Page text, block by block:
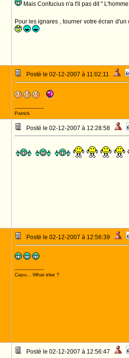
Mais Confucius n'a t'il pas dit "
Pour les ignares , tourner votre écran
Posté le 02-12-2007 à 11:02:11
--------------------
Patrick
Posté le 02-12-2007 à 12:28:58
Posté le 02-12-2007 à 12:56:39
--------------------
Capu... What else ?
Posté le 02-12-2007 à 12:56:47